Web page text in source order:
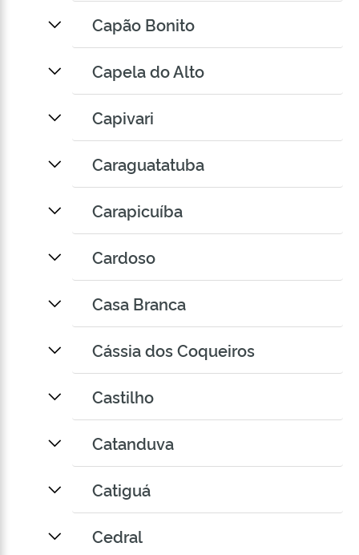
Capão Bonito
Capela do Alto
Capivari
Caraguatatuba
Carapicuíba
Cardoso
Casa Branca
Cássia dos Coqueiros
Castilho
Catanduva
Catiguá
Cedral